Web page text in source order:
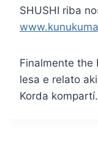
SHUSHI riba
Finalmente the
lesa e relato
Korda kompartí.